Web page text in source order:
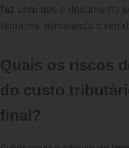
faz com que o documento
tentativa, eliminando o
Quais os riscos
do custo
final?